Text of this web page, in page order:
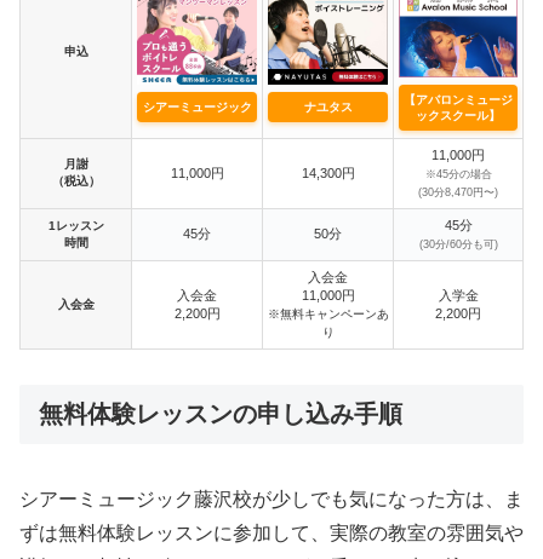
申込
シアーミュージック ナユタス
【アバロンミュージ
ックスクール】
月謝
（税込）
11,000円 14,300円
11,000円
※45分の場合
(30分8,470円〜)
1レッスン
時間
45分 50分
45分
(30分/60分も可)
入会金
入会金
2,200円
入会金
11,000円
※無料キャンペーンあ
り
入学金
2,200円
無料体験レッスンの申し込み手順
シアーミュージック藤沢校が少しでも気になった方は、ま
ずは無料体験レッスンに参加して、実際の教室の雰囲気や